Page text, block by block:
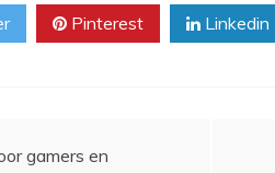
Pinterest Linkedin
gamers en